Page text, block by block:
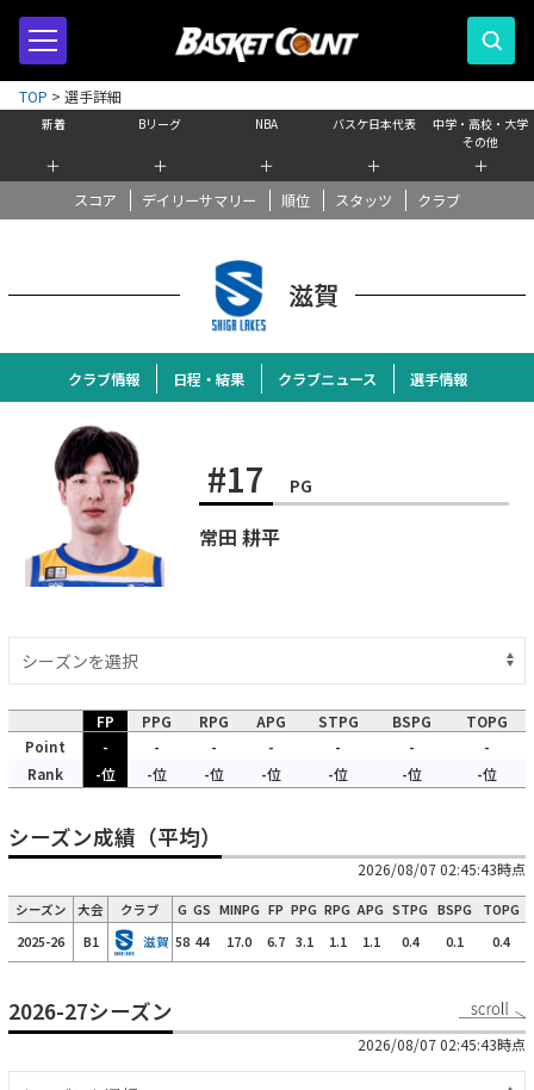
新着
＋
Bリーグ
＋
NBA
＋
バスケ日本代表
＋
中学・高校・大学
その他
＋
スコア デイリーサマリー 順位 スタッツ クラブ
TOP > 選手詳細
滋賀
クラブ情報 日程・結果 クラブニュース 選手情報
#17 PG
常田 耕平
FP PPG RPG APG STPG BSPG
TOPG
Point
- - - - - -
-
Rank
-位 -位 -位 -位 -位 -位 -位
シーズン成績（平均）
2026/08/07 02:45:43時点
シーズン 大会 クラブ G GS MINPG FP PPG RPG APG STPG BSPG
TOPG
2025-26
B1 滋賀 58 44 17.0 6.7 3.1 1.1 1.1 0.4 0.1 0.4
2026-27シーズン
2026/08/07 02:45:43時点